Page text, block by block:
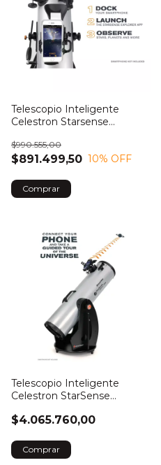
Telescopio Inteligente
Celestron Starsense
$891.499,50
$990.555,00
10% OFF
Comprar
Telescopio Inteligente
Celestron StarSense
$4.065.760,00